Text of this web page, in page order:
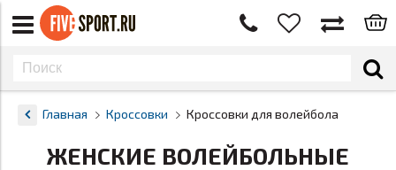
Главная Кроссовки Кроссовки для волейбола
ЖЕНСКИЕ ВОЛЕЙБОЛЬНЫЕ